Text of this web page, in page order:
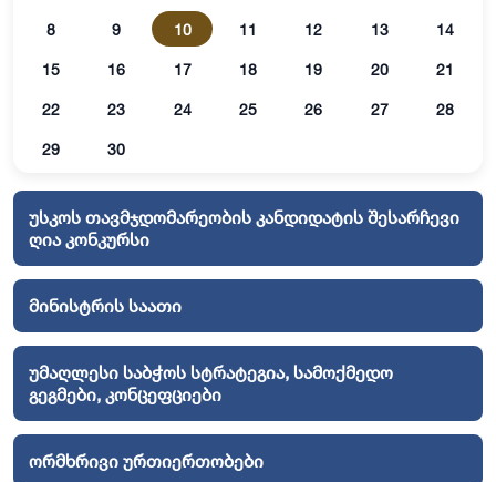
8 9 10 11 12 13 14
15 16 17 18 19 20 21
22 23 24 25 26 27 28
29 30
უსკოს თავმჯდომარეობის კანდიდატის შესარჩევი
ღია კონკურსი
მინისტრის საათი
უმაღლესი საბჭოს სტრატეგია, სამოქმედო
გეგმები, კონცეფციები
ორმხრივი ურთიერთობები